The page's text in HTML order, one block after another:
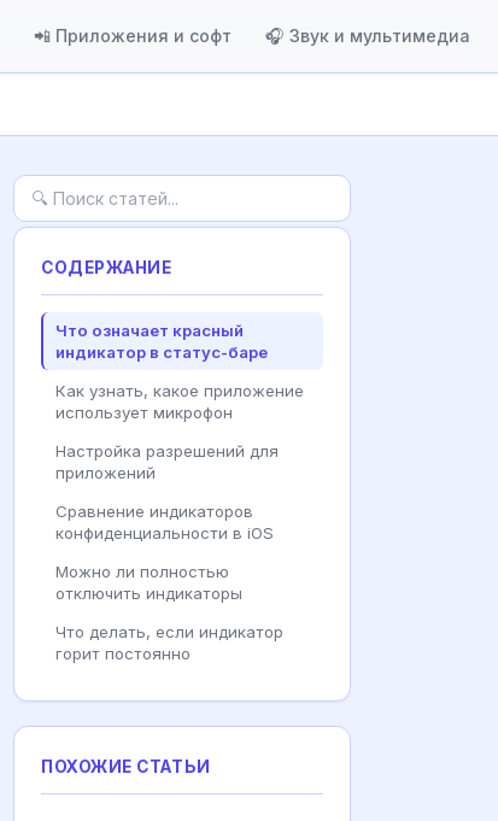
📲 Приложения и софт 🎧 Звук и мультимедиа
СОДЕРЖАНИЕ
Что означает красный
индикатор в статус-баре
Как узнать, какое приложение
использует микрофон
Настройка разрешений для
приложений
Сравнение индикаторов
конфиденциальности в iOS
Можно ли полностью
отключить индикаторы
Что делать, если индикатор
горит постоянно
ПОХОЖИЕ СТАТЬИ